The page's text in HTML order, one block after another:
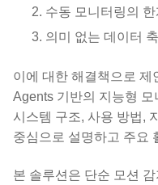
수동 모니터링의 한
의미 없는 데이터
이에 대한 해결책으로
Agents 기반의 지능형
시스템 구조, 사용 방법,
중심으로 설명하고 주요
본 솔루션은 단순 모션